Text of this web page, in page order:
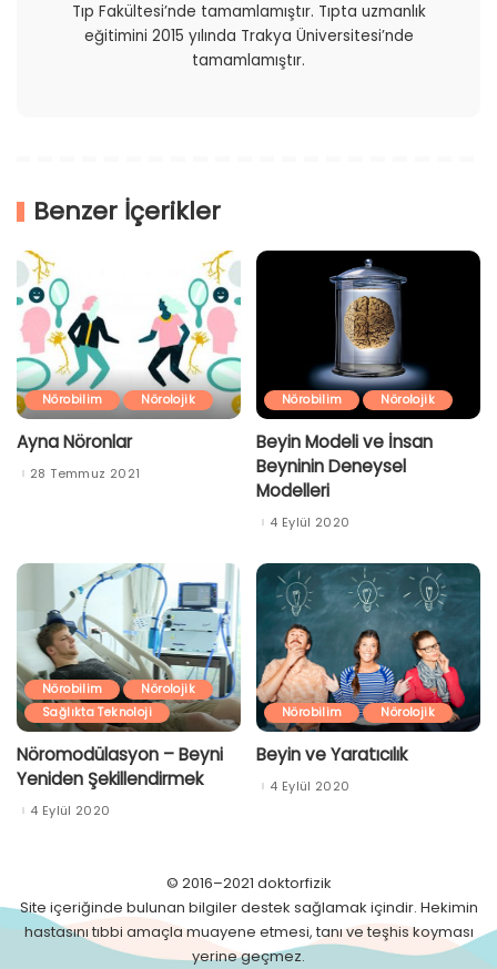
Tıp Fakültesi’nde tamamlamıştır. Tıpta uzmanlık
eğitimini 2015 yılında Trakya Üniversitesi’nde
tamamlamıştır.
Benzer İçerikler
Nörobilim Nörolojik
Ayna Nöronlar
28 Temmuz 2021
Nörobilim Nörolojik
Beyin Modeli ve İnsan
Beyninin Deneysel
Modelleri
4 Eylül 2020
Nörobilim
Nörolojik
Sağlıkta Teknoloji
Nöromodülasyon – Beyni
Yeniden Şekillendirmek
4 Eylül 2020
Nörobilim Nörolojik
Beyin ve Yaratıcılık
4 Eylül 2020
© 2016–2021 doktorfizik
Site içeriğinde bulunan bilgiler destek sağlamak içindir. Hekimin
hastasını tıbbi amaçla muayene etmesi, tanı ve teşhis koyması
yerine geçmez.